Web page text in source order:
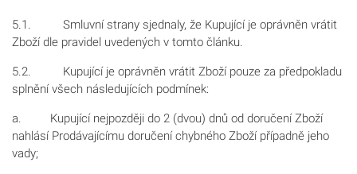
5.1. Smluvní strany sjednaly, že Kupující je oprávněn vrátit
Zboží dle pravidel uvedených v tomto článku.
5.2. Kupující je oprávněn vrátit Zboží pouze za předpokladu
splnění všech následujících podmínek:
a. Kupující nejpozději do 2 (dvou) dnů od doručení Zboží
nahlásí Prodávajícímu doručení chybného Zboží případně jeho
vady;